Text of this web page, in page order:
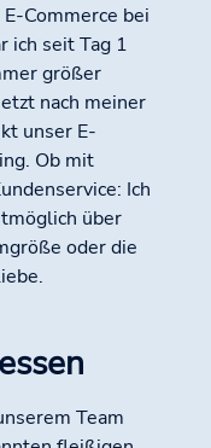
Commerce bei
ich seit Tag 1
größer
nach meiner
unser E-
Ob mit
Ich
über
oder die
Team